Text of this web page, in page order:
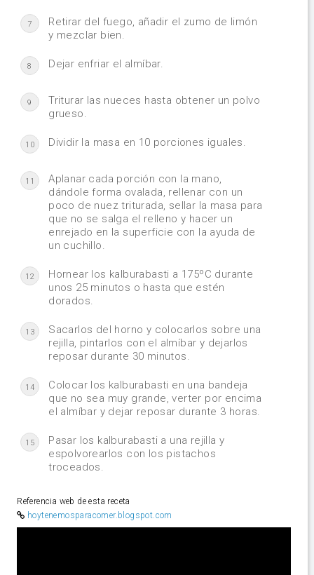
7
Retirar del fuego, añadir el zumo de limón
y mezclar bien.
8 Dejar enfriar el almíbar.
9
Triturar las nueces hasta obtener un polvo
grueso.
10 Dividir la masa en 10 porciones iguales.
11
Aplanar cada porción con la mano,
dándole forma ovalada, rellenar con un
poco de nuez triturada, sellar la masa para
que no se salga el relleno y hacer un
enrejado en la superficie con la ayuda de
un cuchillo.
12
Hornear los kalburabasti a 175ºC durante
unos 25 minutos o hasta que estén
dorados.
13
Sacarlos del horno y colocarlos sobre una
rejilla, pintarlos con el almíbar y dejarlos
reposar durante 30 minutos.
14
Colocar los kalburabasti en una bandeja
que no sea muy grande, verter por encima
el almíbar y dejar reposar durante 3 horas.
15
Pasar los kalburabasti a una rejilla y
espolvorearlos con los pistachos
troceados.
Referencia web de esta receta
hoytenemosparacomer.blogspot.com